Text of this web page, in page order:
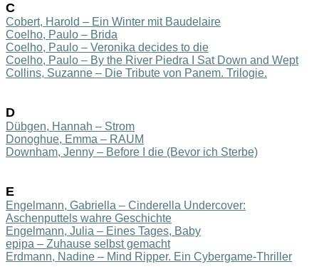
C
Cobert, Harold – Ein Winter mit Baudelaire
Coelho, Paulo – Brida
Coelho, Paulo – Veronika decides to die
Coelho, Paulo – By the River Piedra I Sat Down and Wept
Collins, Suzanne – Die Tribute von Panem. Trilogie.
D
Dübgen, Hannah – Strom
Donoghue, Emma – RAUM
Downham, Jenny – Before I die (Bevor ich Sterbe)
E
Engelmann, Gabriella – Cinderella Undercover:
Aschenputtels wahre Geschichte
Engelmann, Julia – Eines Tages, Baby
epipa – Zuhause selbst gemacht
Erdmann, Nadine – Mind Ripper. Ein Cybergame-Thriller